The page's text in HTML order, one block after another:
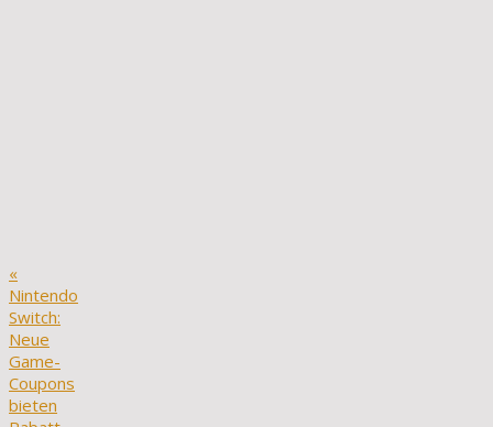
«
Nintendo
Switch:
Neue
Game-
Coupons
bieten